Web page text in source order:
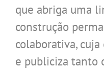
que abriga uma
construção
colaborativa,
e publiciza tanto